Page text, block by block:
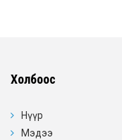
Холбоос
Нүүр
Мэдээ